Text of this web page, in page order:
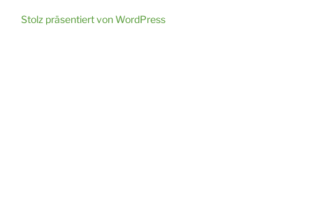
Stolz präsentiert von WordPress